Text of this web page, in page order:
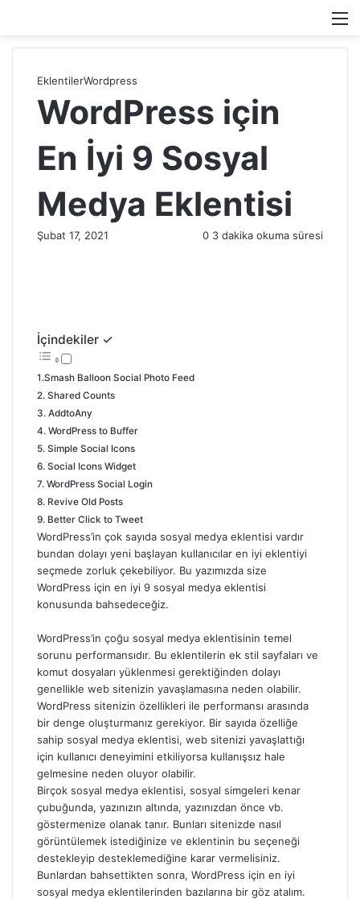
EklentilerWordpress
WordPress için
En İyi 9 Sosyal
Medya Eklentisi
Şubat 17, 2021 0 3 dakika okuma süresi
İçindekiler ✓
1.Smash Balloon Social Photo Feed
2. Shared Counts
3. AddtoAny
4. WordPress to Buffer
5. Simple Social Icons
6. Social Icons Widget
7. WordPress Social Login
8. Revive Old Posts
9. Better Click to Tweet
WordPress’in çok sayıda sosyal medya eklentisi vardır
bundan dolayı yeni başlayan kullanıcılar en iyi eklentiyi
seçmede zorluk çekebiliyor. Bu yazımızda size
WordPress için en iyi 9 sosyal medya eklentisi
konusunda bahsedeceğiz.
WordPress’in çoğu sosyal medya eklentisinin temel
sorunu performansıdır. Bu eklentilerin ek stil sayfaları ve
komut dosyaları yüklenmesi gerektiğinden dolayı
genellikle web sitenizin yavaşlamasına neden olabilir.
WordPress sitenizin özellikleri ile performansı arasında
bir denge oluşturmanız gerekiyor. Bir sayıda özelliğe
sahip sosyal medya eklentisi, web sitenizi yavaşlattığı
için kullanıcı deneyimini etkiliyorsa kullanışsız hale
gelmesine neden oluyor olabilir.
Birçok sosyal medya eklentisi, sosyal simgeleri kenar
çubuğunda, yazınızın altında, yazınızdan önce vb.
göstermenize olanak tanır. Bunları sitenizde nasıl
görüntülemek istediğinize ve eklentinin bu seçeneği
destekleyip desteklemediğine karar vermelisiniz.
Bunlardan bahsettikten sonra, WordPress için en iyi
sosyal medya eklentilerinden bazılarına bir göz atalım.